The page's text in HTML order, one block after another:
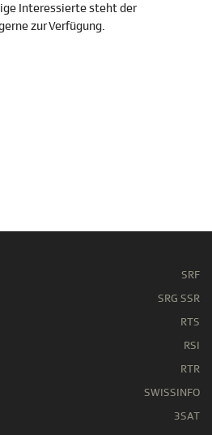
Interessierte steht der
zur Verfügung.
SRF
SRG SSR
RTS
RSI
RTR
SWISSINFO
3SAT